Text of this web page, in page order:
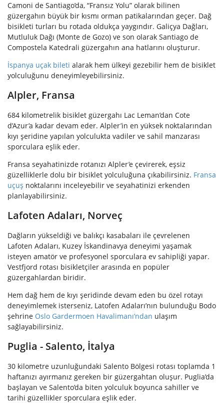
Camoni de Santiago’da, “Fransız Yolu” olarak bilinen
güzergahın büyük bir kısmı orman patikalarından geçer. Dağ
bisikleti turları bu rotada oldukça yaygındır. Galiçya Dağları,
Mutluluk Dağı (Monte de Gozo) ve son olarak Santiago de
Compostela Katedrali güzergahın ana hatlarını oluşturur.
İspanya uçak bileti alarak hem ülkeyi gezebilir hem de bisiklet
yolculuğunu deneyimleyebilirsiniz.
Alpler, Fransa
684 kilometrelik bisiklet güzergahı Lac Leman’dan Cote
d’Azur’a kadar devam eder. Alpler’in en yüksek noktalarından
kıyı şeridine yapılan yolculukta vadiler ve sahil manzarası
sporculara eşlik eder.
Fransa seyahatinizde rotanızı Alpler’e çevirerek, eşsiz
güzelliklerle dolu bir bisiklet yolculuğuna çıkabilirsiniz. Fransa
uçuş noktalarını inceleyebilir ve seyahatinizi erkenden
planlayabilirsiniz.
Lafoten Adaları, Norveç
Dağların yükseldiği ve balıkçı kasabaları ile çevrelenen
Lafoten Adaları, Kuzey İskandinavya deneyimi yaşamak
isteyen amatör ve profesyonel sporculara ev sahipliği yapar.
Vestfjord rotası bisikletçiler arasında en popüler
güzergahlardan biridir.
Hem dağ hem de kıyı şeridinde devam eden bu özel rotayı
deneyimlemek isterseniz, Latofen Adaları’nın bulunduğu Bodo
şehrine Oslo Gardermoen Havalimanı’ndan ulaşım
sağlayabilirsiniz.
Puglia - Salento, İtalya
30 kilometre uzunluğundaki Salento Bölgesi rotası toplamda 1
haftanızı ayırmanız gereken bir güzergahtan oluşur. Puglia’da
başlayan ve Salento’da biten yolculuk boyunca sahiller ve
tarihi güzellikler sporculara eşlik eder.